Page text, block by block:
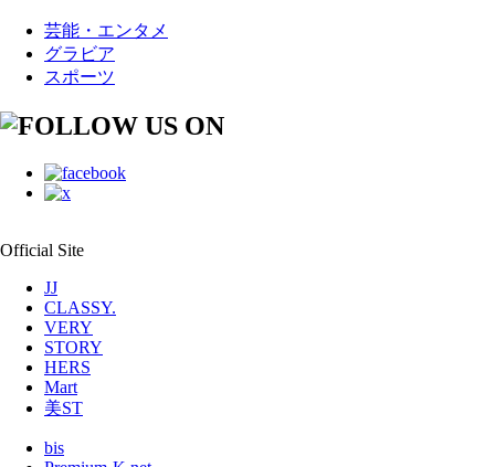
芸能・エンタメ
グラビア
スポーツ
Official Site
JJ
CLASSY.
VERY
STORY
HERS
Mart
美ST
bis